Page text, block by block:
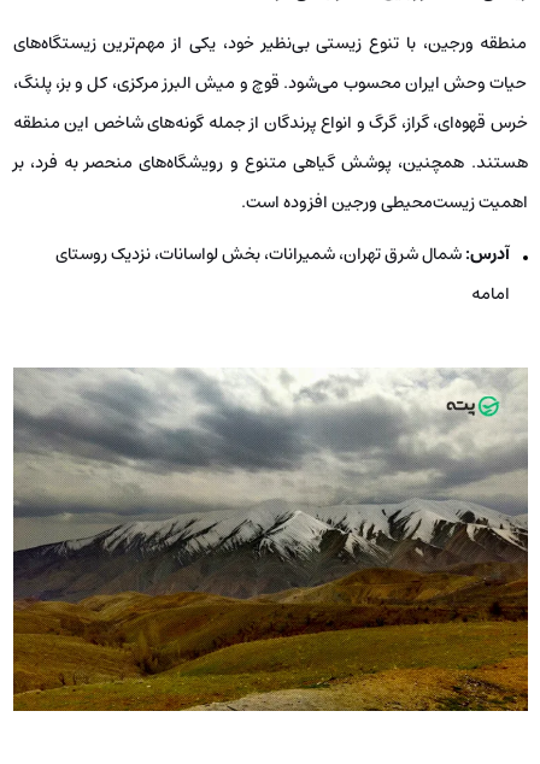
منطقه ورجین، با تنوع زیستی بی‌نظیر خود، یکی از مهم‌ترین زیستگاه‌های
حیات وحش ایران محسوب می‌شود. قوچ و میش البرز مرکزی، کل و بز، پلنگ،
خرس قهوه‌ای، گراز، گرگ و انواع پرندگان از جمله گونه‌های شاخص این منطقه
هستند. همچنین، پوشش گیاهی متنوع و رویشگاه‌های منحصر به فرد، بر
اهمیت زیست‌محیطی ورجین افزوده است.
آدرس:شمال شرق تهران، شمیرانات، بخش لواسانات، نزدیک روستای
امامه